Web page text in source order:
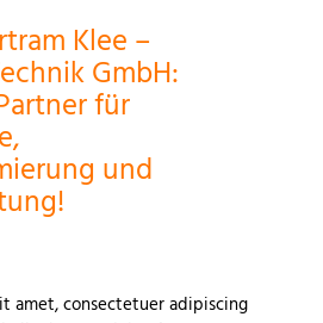
Klee –
GmbH:
für
und
amet, consectetuer adipiscing